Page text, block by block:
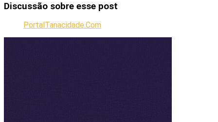
Discussão sobre esse post
PortalTanacidade.Com